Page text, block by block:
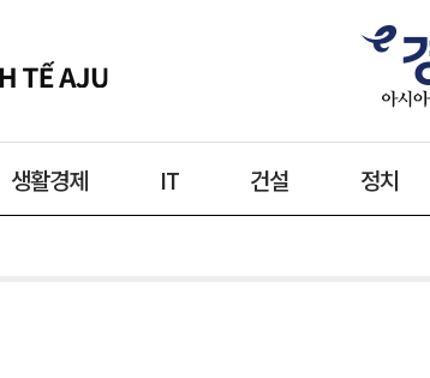
생활경제 IT 건설 정치